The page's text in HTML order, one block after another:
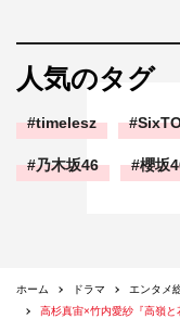
人気のタグ
timelesz
乃木坂46 櫻坂
ホーム ドラマ
エンタメ
高杉真宙×竹内愛紗『高嶺